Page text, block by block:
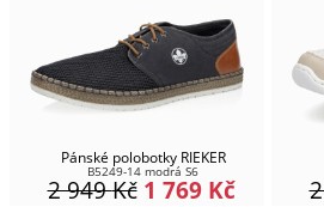
Pánské polobotky RIEKER
B5249-14 modrá S6
1 769 Kč
2 949Kč